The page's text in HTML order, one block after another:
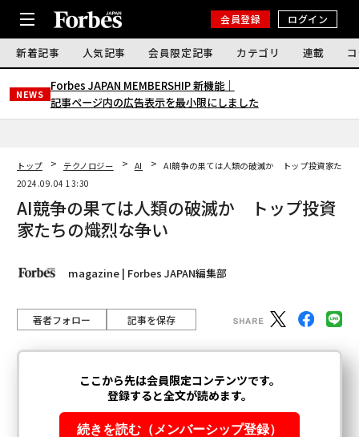
会員登録 ログイン
新着記事 人気記事 会員限定記事 カテゴリ 連載
NEWS
Forbes JAPAN MEMBERSHIP 新機能｜
記事ページ内の広告表示を最小限にしました
トップ テクノロジー AI
AI競争の果ては人類の破滅か トップ投資家たち
2024.09.04 13:30
AI競争の果ては人類の破滅か トップ投資
家たちの熾烈な争い
magazine | Forbes JAPAN編集部
著者フォロー 記事を保存